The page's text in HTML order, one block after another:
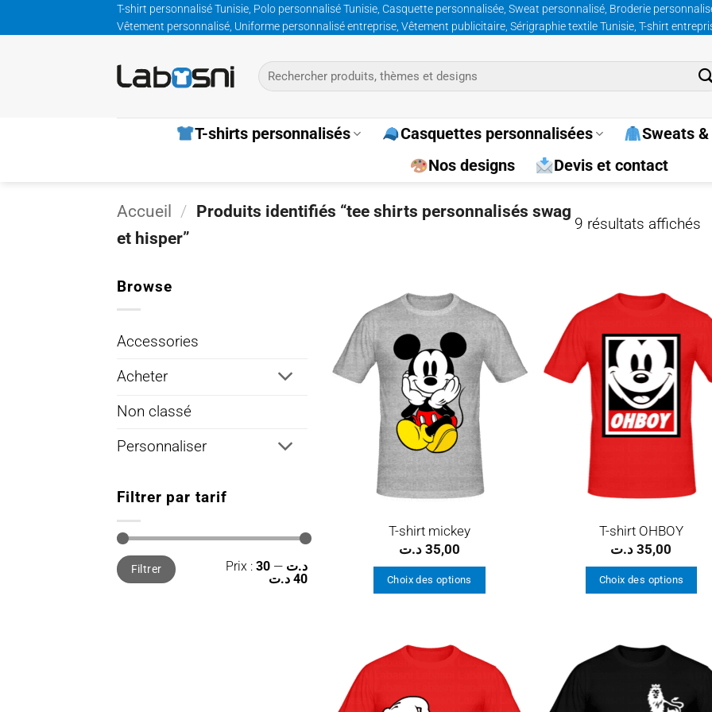
au
T-shirt personnalisé Tunisie, Polo personnalisé Tunisie, Casquette personnalisée, Sweat personnalisé, Broderie
Vêtement personnalisé, Uniforme personnalisé entreprise, Vêtement publicitaire, Sérigraphie textile Tunisie, T-shirt
Recherche
pour :
T-shirts personnalisés Casquettes personnalisées
Sweats
Nos designs
Devis et contact
Accueil / Produits identifiés “tee shirts personnalisés swag
et hisper”
9 résultats affichés
Browse
Accessories
Acheter
Non classé
Personnaliser
Filtrer par tarif
Prix
min
Prix
maxFiltrer Prix : 30 د.ت —
40 د.ت
Ajouter
à la
wishlist
T-shirt mickey
35,00 د.ت
Choix des options
a
plusieurs
Les
T-shirt OHBOY
35,00 د.ت
Choix des options
a
plusieurs
variations.
Les
Ajouter
wishlist